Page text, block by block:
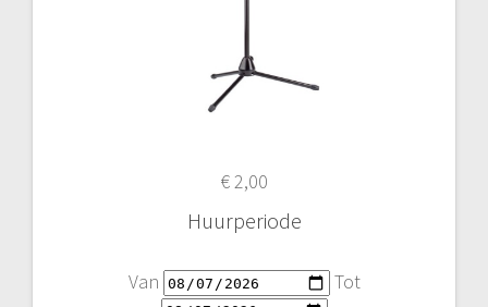
€2,00
Huurperiode
Van Tot